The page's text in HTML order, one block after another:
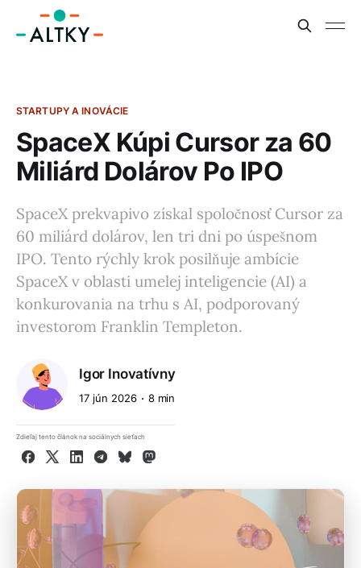
STARTUPY A INOVÁCIE
SpaceX Kúpi Cursor za 60
Miliárd Dolárov Po IPO
SpaceX prekvapivo získal spoločnosť Cursor za
60 miliárd dolárov, len tri dni po úspešnom
IPO. Tento rýchly krok posilňuje ambície
SpaceX v oblasti umelej inteligencie (AI) a
konkurovania na trhu s AI, podporovaný
investorom Franklin Templeton.
Igor Inovatívny
17 jún 2026 8 min
Zdieľaj tento článok na sociálnych sieťach
Facebook
X LinkedInTelegram
BlueskyMastodon